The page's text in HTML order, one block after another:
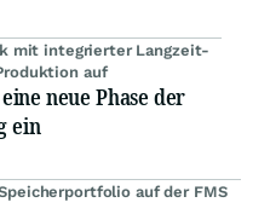
mit integrierter Langzeit-
auf
neue Phase der
ein
auf der FMS